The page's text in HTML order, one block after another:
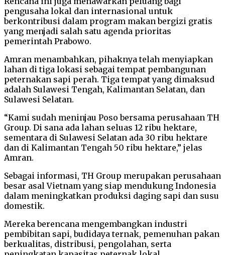
pengusaha lokal dan internasional untuk
berkontribusi dalam program makan bergizi gratis
yang menjadi salah satu agenda prioritas
pemerintah Prabowo.
Amran menambahkan, pihaknya telah menyiapkan
lahan di tiga lokasi sebagai tempat pembangunan
peternakan sapi perah. Tiga tempat yang dimaksud
adalah Sulawesi Tengah, Kalimantan Selatan, dan
Sulawesi Selatan.
“Kami sudah meninjau Poso bersama perusahaan TH
Group. Di sana ada lahan seluas 12 ribu hektare,
sementara di Sulawesi Selatan ada 30 ribu hektare
dan di Kalimantan Tengah 50 ribu hektare,” jelas
Amran.
Sebagai informasi, TH Group merupakan perusahaan
besar asal Vietnam yang siap mendukung Indonesia
dalam meningkatkan produksi daging sapi dan susu
domestik.
Mereka berencana mengembangkan industri
pembibitan sapi, budidaya ternak, pemenuhan pakan
berkualitas, distribusi, pengolahan, serta